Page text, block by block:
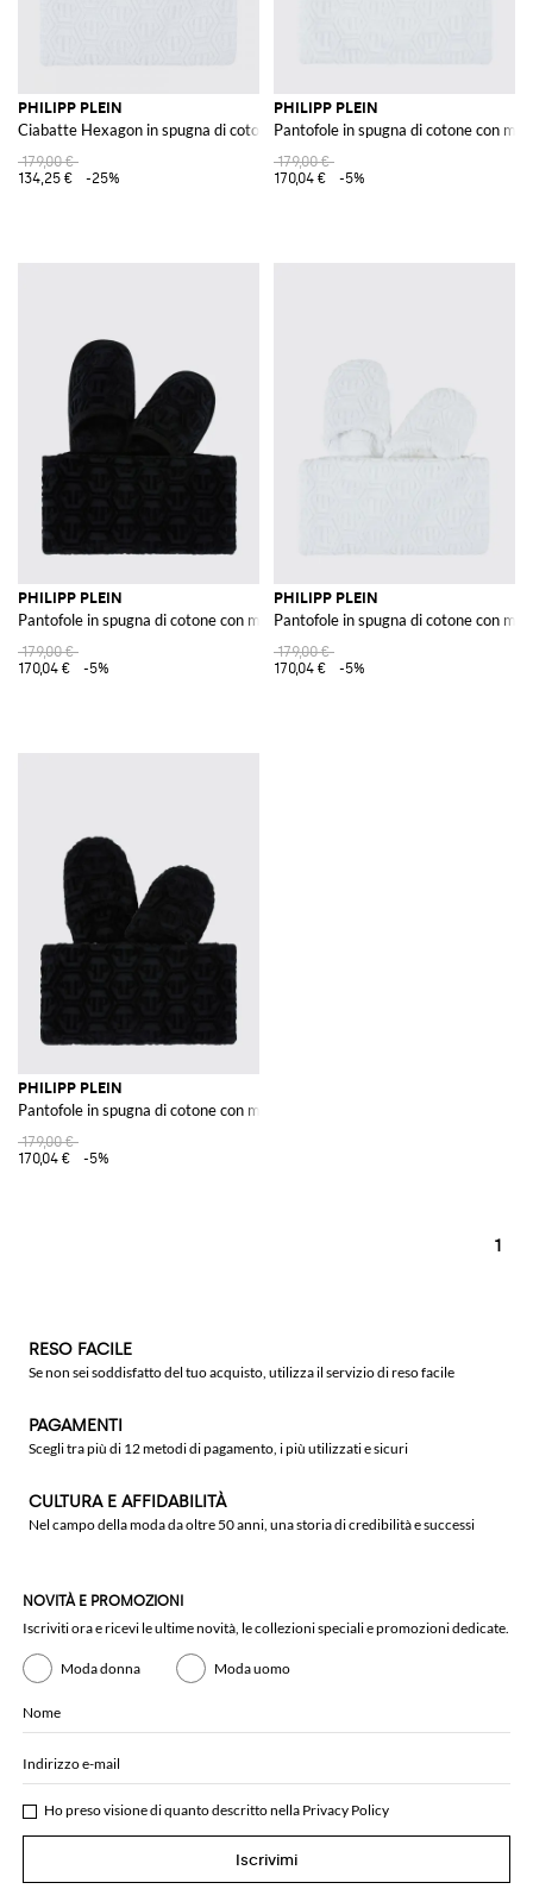
PHILIPP PLEIN
Ciabatte Hexagon in spugna di cotone con monogramma jacquard
179,00 €
134,25 €
-25%
PHILIPP PLEIN
Pantofole in spugna di cotone con
179,00 €
170,04 €
-5%
PHILIPP PLEIN
Pantofole in spugna di cotone con monogram jacquard
179,00 €
170,04 €
-5%
PHILIPP PLEIN
Pantofole in spugna di cotone con
179,00 €
170,04 €
-5%
PHILIPP PLEIN
Pantofole in spugna di cotone con monogram jacquard
179,00 €
170,04 €
-5%
1
RESO FACILE
Se non sei soddisfatto del tuo acquisto, utilizza il servizio di reso facile
PAGAMENTI
Scegli tra più di 12 metodi di pagamento, i più utilizzati e sicuri
CULTURA E AFFIDABILITÀ
Nel campo della moda da oltre 50 anni, una storia di credibilità e successi
NOVITÀ E PROMOZIONI
Iscriviti ora e ricevi le ultime novità, le collezioni speciali e promozioni dedicate.
Moda donna Moda uomo
Nome
Indirizzo e-mail
Ho preso visione di quanto descritto nella Privacy Policy
Iscrivimi